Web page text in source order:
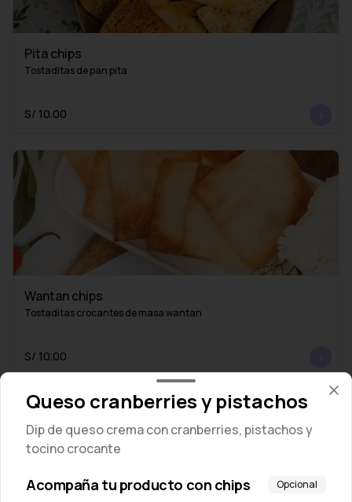
Pita chips
Tostaditas de pan pita
S/ 10.00
Wantan chips
Tostaditas crocantes de masa wantan
S/ 10.00
Queso cranberries y pistachos
Dip de queso crema con cranberries, pistachos y
tocino crocante
Acompaña tu producto con chips Opcional